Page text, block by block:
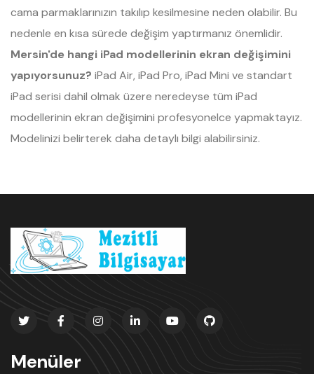
cama parmaklarınızın takılıp kesilmesine neden olabilir. Bu
nedenle en kısa sürede değişim yaptırmanız önemlidir.
Mersin'de hangi iPad modellerinin ekran değişimini
yapıyorsunuz? iPad Air, iPad Pro, iPad Mini ve standart
iPad serisi dahil olmak üzere neredeyse tüm iPad
modellerinin ekran değişimini profesyonelce yapmaktayız.
Modelinizi belirterek daha detaylı bilgi alabilirsiniz.
Menüler